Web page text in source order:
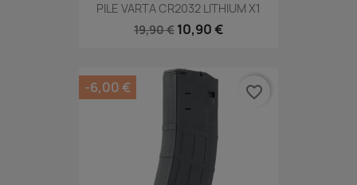
PILE VARTA CR2032 LITHIUM X1
19,90 € 10,90 €
-6,00 € favorite_border